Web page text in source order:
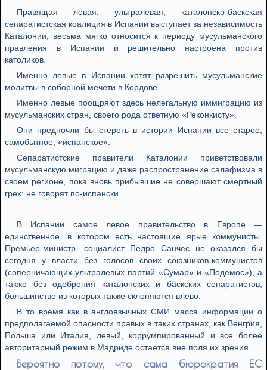
Правящая левая, ультралевая, каталонско-баскская
сепаратистская коалиция в Испании выступает за независимость
Каталонии, весьма мягко относится к периоду мусульманского
правления в Испании и решительно настроена против
католиков.
Именно левые в Испании хотят разрешить мусульманские
молитвы в соборной мечети в Кордове.
Именно левые поощряют здесь нелегальную иммиграцию из
мусульманских стран, своего рода ответную «Реконкисту».
Они предпочли бы стереть в истории Испании все старое,
самобытное, «испанское».
Сепаратистские правители Каталонии приветствовали
мусульманскую миграцию и даже распространение салафизма в
своем регионе, пока вновь прибывшие не совершают смертный
грех: не говорят по-испански.
В Испании самое левое правительство в Европе —
единственное, в котором есть настоящие ярые коммунисты.
Премьер-министр, социалист Педро Санчес не оказался бы
сегодня у власти без голосов своих союзников-коммунистов
(соперничающих ультралевых партий «Сумар» и «Подемос»), а
также без одобрения каталонских и баскских сепаратистов,
большинство из которых также склоняются влево.
В то время как в англоязычных СМИ масса информации о
предполагаемой опасности правых в таких странах, как Венгрия,
Польша или Италия, левый, коррумпированный и все более
авторитарный режим в Мадриде остается вне поля их зрения.
Вероятно потому, что сама бюрократия ЕС